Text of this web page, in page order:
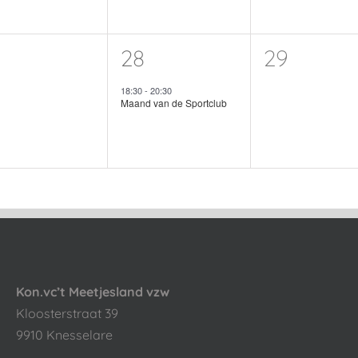
1
evenement,
28
18:30- 20:30
Maand van de Sportclub
0
29
Kon.vc’t Meetjesland vzw
Kloosterstraat 39
9910 Knesselare